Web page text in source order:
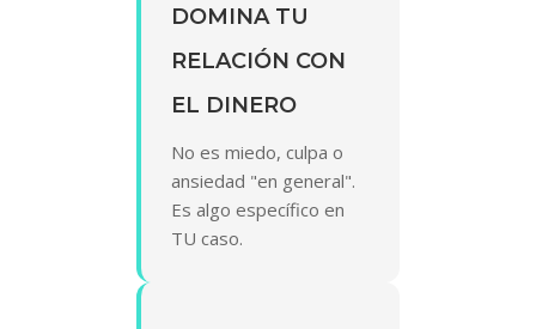
DOMINA TU
RELACIÓN CON
EL DINERO
No es miedo, culpa o
ansiedad "en general".
Es algo específico en
TU caso.